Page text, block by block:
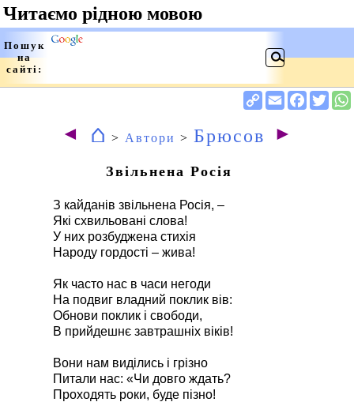
◄ ⌂ > Автори > Брюсов ►
Звільнена Росія
З кайданів звільнена Росія, –
Які схвильовані слова!
У них розбуджена стихія
Народу гордості – жива!
Як часто нас в часи негоди
На подвиг владний поклик вів:
Обнови поклик і свободи,
В прийдешнє завтрашніх віків!
Вони нам виділись і грізно
Питали нас: «Чи довго ждать?
Проходять роки, буде пізно!